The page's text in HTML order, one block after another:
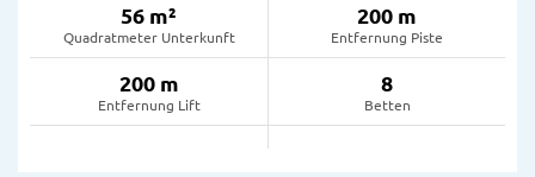
56 m²
Quadratmeter Unterkunft
200 m
Entfernung Piste
200 m
Entfernung Lift
8
Betten